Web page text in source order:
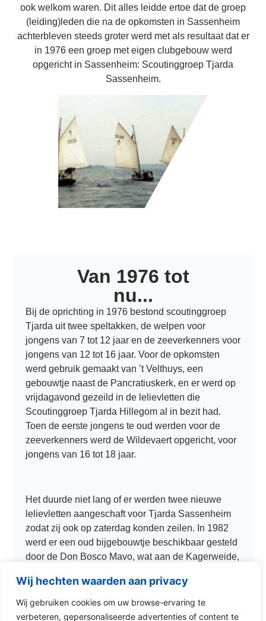
Wij hechten waarden aan privacy
Wij gebruiken cookies om uw browse-ervaring te
verbeteren, gepersonaliseerde advertenties of content te
ook welkom waren. Dit alles leidde ertoe dat de groep
(leiding)leden die na de opkomsten in Sassenheim
achterbleven steeds groter werd met als resultaat dat er
in 1976 een groep met eigen clubgebouw werd
opgericht in Sassenheim: Scoutinggroep Tjarda
Sassenheim.
Van 1976 tot
nu...
Bij de oprichting in 1976 bestond scoutinggroep
Tjarda uit twee speltakken, de welpen voor
jongens van 7 tot 12 jaar en de zeeverkenners voor
jongens van 12 tot 16 jaar. Voor de opkomsten
werd gebruik gemaakt van ’t Velthuys, een
gebouwtje naast de Pancratiuskerk, en er werd op
vrijdagavond gezeild in de lelievletten die
Scoutinggroep Tjarda Hillegom al in bezit had.
Toen de eerste jongens te oud werden voor de
zeeverkenners werd de Wildevaert opgericht, voor
jongens van 16 tot 18 jaar.
Het duurde niet lang of er werden twee nieuwe
lelievletten aangeschaft voor Tjarda Sassenheim
zodat zij ook op zaterdag konden zeilen. In 1982
werd er een oud bijgebouwtje beschikbaar gesteld
door de Don Bosco Mavo, wat aan de Kagerweide,
het eerste eigen clubhuis van Tjarda Sassenheim.
De groep breide zich uit en er werden nog twee
vletten aangeschaft, in de 10 jaar die volgde werd